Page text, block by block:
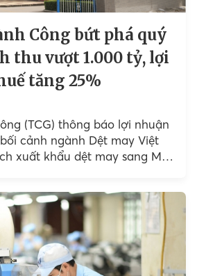
Công bứt phá quý
thu vượt 1.000 tỷ, lợi
tăng 25%
(TCG) thông báo lợi nhuận
cảnh ngành Dệt may Việt
xuất khẩu dệt may sang Mỹ